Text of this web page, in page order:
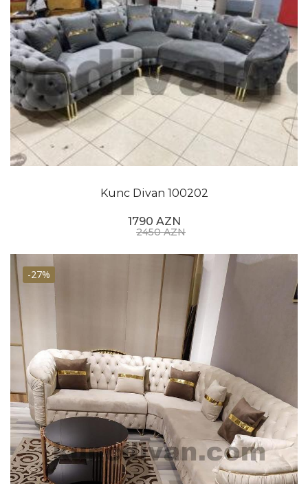
Kunc Divan 100202
1790 AZN
2450 AZN
-27%